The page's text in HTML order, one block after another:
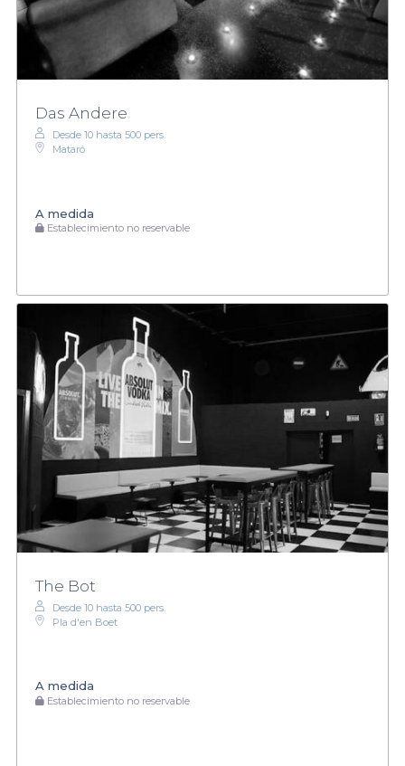
Das Andere
Desde 10 hasta 500 pers.
Mataró
A medida
Establecimiento no reservable
The Bot
Desde 10 hasta 500 pers.
Pla d'en Boet
A medida
Establecimiento no reservable